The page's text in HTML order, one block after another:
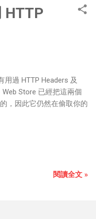
HTTP
過 HTTP Headers 及
Store 已經把這兩個
，因此它仍然在偷取你的
閱讀全文 »